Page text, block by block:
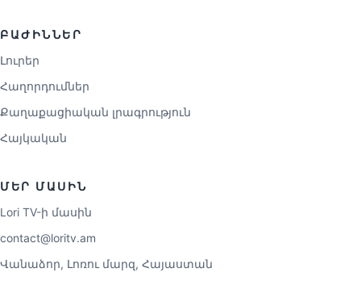
ԲԱԺԻՆՆԵՐ
Լուրեր
Հաղորդումներ
Քաղաքացիական լրագրություն
Հայկական
ՄԵՐ ՄԱՍԻՆ
Lori TV-ի մասին
contact@loritv.am
Վանաձոր, Լոռու մարզ, Հայաստան